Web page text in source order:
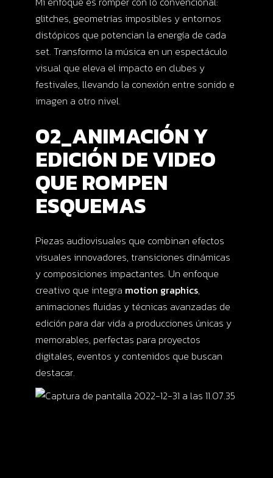
glitches, geometrías imposibles y entornos
distópicos que potencian la energía de cada
set. Transformo la música en un espectáculo
visual que eleva el impacto en clubes y
festivales, llevando la conexión entre sonido e
imagen a otro nivel.
02_ANIMACIÓN Y
EDICIÓN DE VIDEO
QUE ROMPEN
ESQUEMAS
Piezas audiovisuales que combinan efectos
visuales innovadores, transiciones dinámicas
y composiciones impactantes. Un enfoque
creativo que integra motion graphics,
animaciones fluidas y técnicas avanzadas de
edición para dar vida a producciones únicas y
memorables, perfectas para proyectos
digitales, eventos y contenidos que buscan
destacar.